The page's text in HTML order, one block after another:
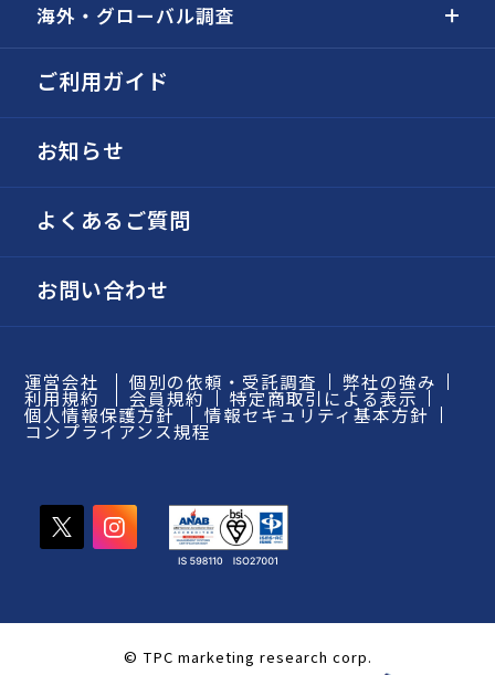
海外・グローバル調査
ご利用ガイド
お知らせ
よくあるご質問
お問い合わせ
運営会社 個別の依頼・受託調査 弊社の強み
利用規約 会員規約 特定商取引による表示
個人情報保護方針 情報セキュリティ基本方針
コンプライアンス規程
© TPC marketing research corp.